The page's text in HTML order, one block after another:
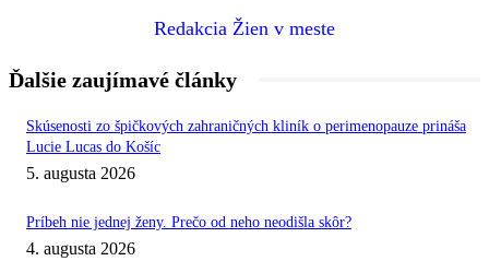
Redakcia Žien v meste
Ďalšie zaujímavé články
Skúsenosti zo špičkových zahraničných kliník o perimenopauze prináša
Lucie Lucas do Košíc
5. augusta 2026
Príbeh nie jednej ženy. Prečo od neho neodišla skôr?
4. augusta 2026